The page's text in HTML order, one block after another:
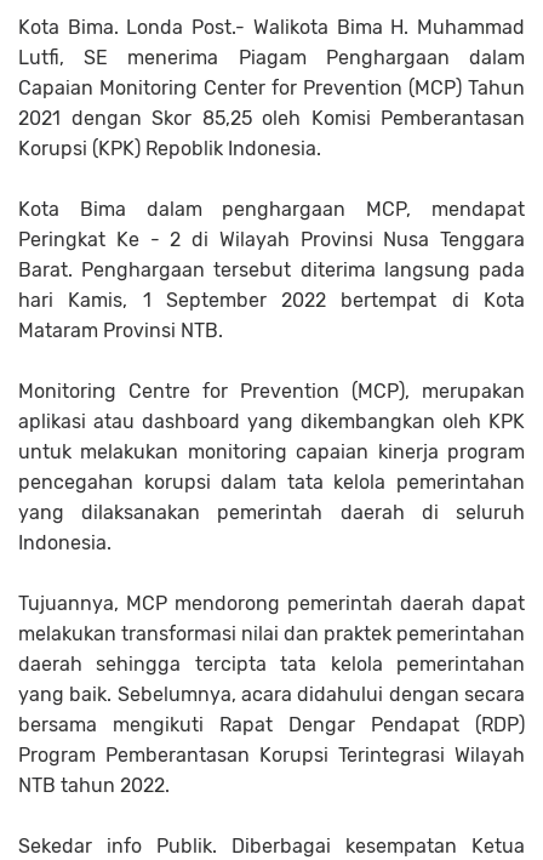
Kota Bima. Londa Post.- Walikota Bima H. Muhammad
Lutfi, SE menerima Piagam Penghargaan dalam
Capaian Monitoring Center for Prevention (MCP) Tahun
2021 dengan Skor 85,25 oleh Komisi Pemberantasan
Korupsi (KPK) Repoblik Indonesia.
Kota Bima dalam penghargaan MCP, mendapat
Peringkat Ke - 2 di Wilayah Provinsi Nusa Tenggara
Barat. Penghargaan tersebut diterima langsung pada
hari Kamis, 1 September 2022 bertempat di Kota
Mataram Provinsi NTB.
Monitoring Centre for Prevention (MCP), merupakan
aplikasi atau dashboard yang dikembangkan oleh KPK
untuk melakukan monitoring capaian kinerja program
pencegahan korupsi dalam tata kelola pemerintahan
yang dilaksanakan pemerintah daerah di seluruh
Indonesia.
Tujuannya, MCP mendorong pemerintah daerah dapat
melakukan transformasi nilai dan praktek pemerintahan
daerah sehingga tercipta tata kelola pemerintahan
yang baik. Sebelumnya, acara didahului dengan secara
bersama mengikuti Rapat Dengar Pendapat (RDP)
Program Pemberantasan Korupsi Terintegrasi Wilayah
NTB tahun 2022.
Sekedar info Publik. Diberbagai kesempatan Ketua